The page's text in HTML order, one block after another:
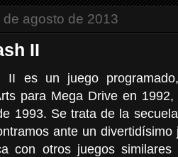
agosto de 2013
II
II es un juego
para Mega Drive en
1993. Se trata de la
ante un
con otros juegos